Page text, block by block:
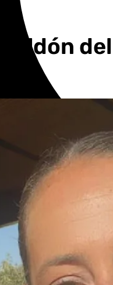
del